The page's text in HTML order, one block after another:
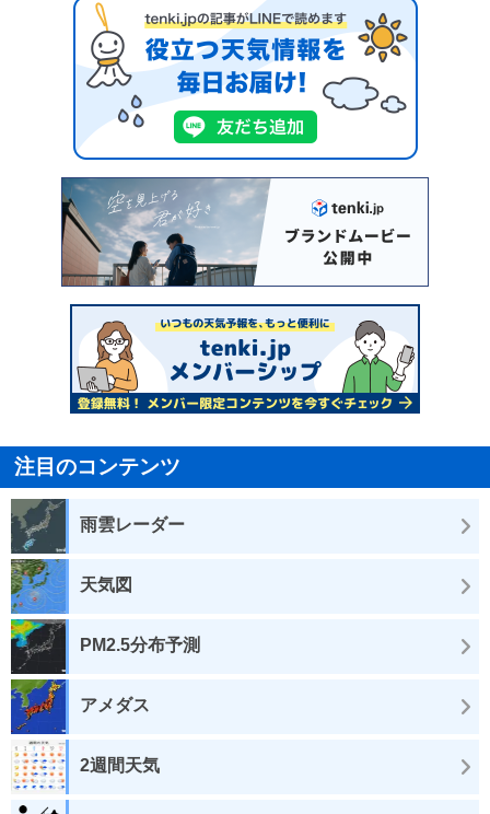
注目のコンテンツ
雨雲レーダー
天気図
PM2.5分布予測
アメダス
2週間天気